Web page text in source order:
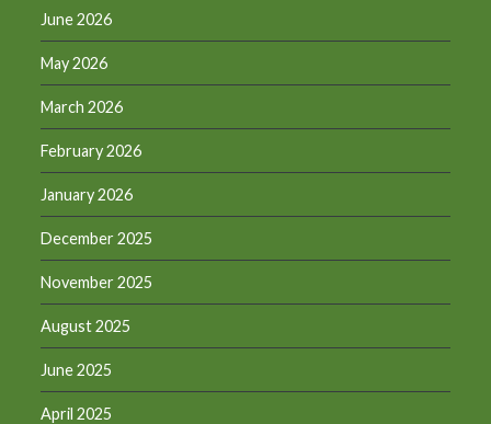
June 2026
May 2026
March 2026
February 2026
January 2026
December 2025
November 2025
August 2025
June 2025
April 2025